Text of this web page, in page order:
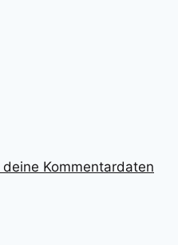
Kommentardaten